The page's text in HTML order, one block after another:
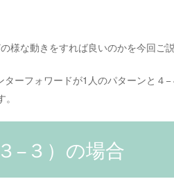
様な動きをすれば良いのかを今回ご説
ーフォワードが1人のパターンと４
−３）の場合